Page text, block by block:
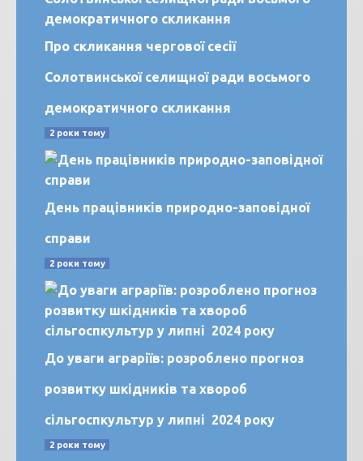
Про скликання чергової сесії
Солотвинської селищної ради восьмого
демократичного скликання
2 роки тому
День працівників природно-заповідної
справи
2 роки тому
До уваги аграріїв: розроблено прогноз
розвитку шкідників та хвороб
сільгоспкультур у липні 2024 року
2 роки тому